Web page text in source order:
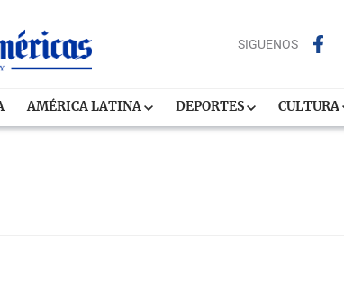
SIGUENOS
AMÉRICA LATINA DEPORTES CULTURA